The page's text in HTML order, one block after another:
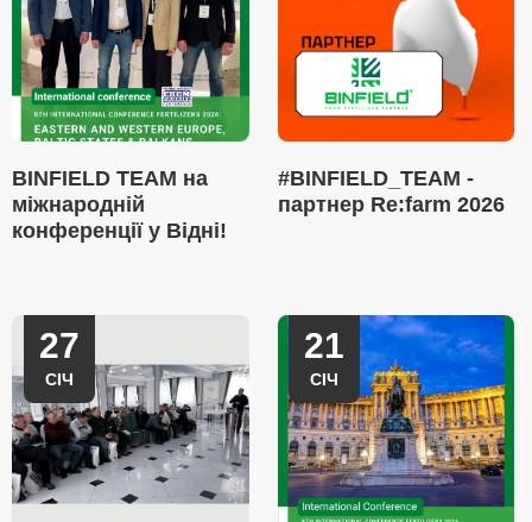
BINFIELD TEAM на
міжнародній
конференції у Відні!
#BINFIELD_TEAM -
партнер Re:farm 2026
27
СІЧ
21
СІЧ